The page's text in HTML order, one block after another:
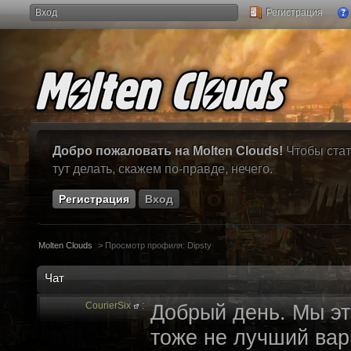
Вход Регистрация
Добро пожаловать на Molten Clouds! Чтобы
тут делать, скажем по-правде, нечего.
Регистрация Вход
Molten Clouds > Просмотр профиля: Dipsty
Чат
CourierSix : Добрый день. Мы
тоже не лучший